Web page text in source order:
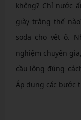
không? Chỉ nước
giày trắng thế
soda cho vết ố.
nghiệm chuyên
cầu lông đúng
Áp dụng các bước